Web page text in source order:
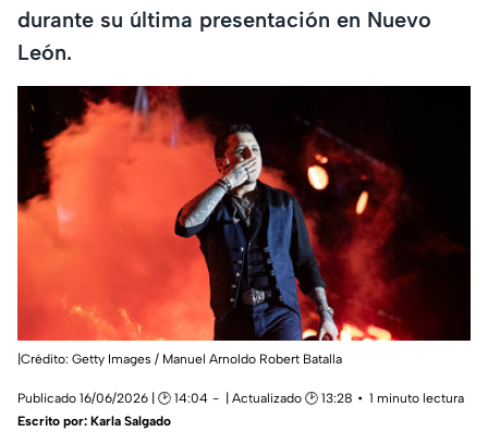
durante su última presentación en Nuevo
León.
|Crédito: Getty Images / Manuel Arnoldo Robert Batalla
Publicado 16/06/2026 | 🕑 14:04 | Actualizado 🕑 13:28
1 minuto lectura
Escrito por: Karla Salgado